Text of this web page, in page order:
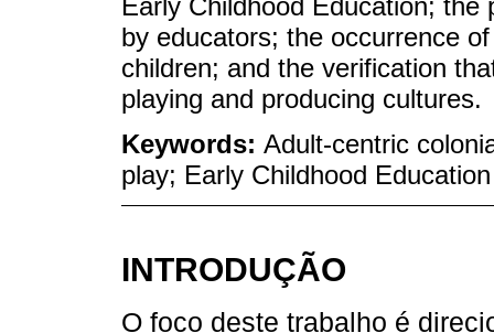
Early Childhood Education;
by educators; the occurrence
children; and the verification
playing and producing cultures.
Keywords: Adult-centric
play; Early Childhood Education
INTRODUÇÃO
O foco deste trabalho é